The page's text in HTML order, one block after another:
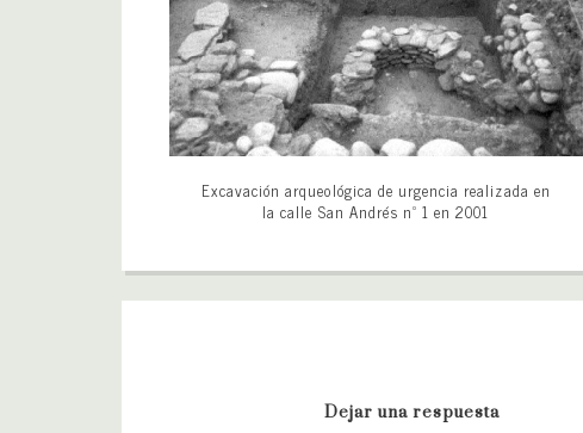
Excavación arqueológica de urgencia realizada en
la calle San Andrés nº 1 en 2001
Dejar una respuesta